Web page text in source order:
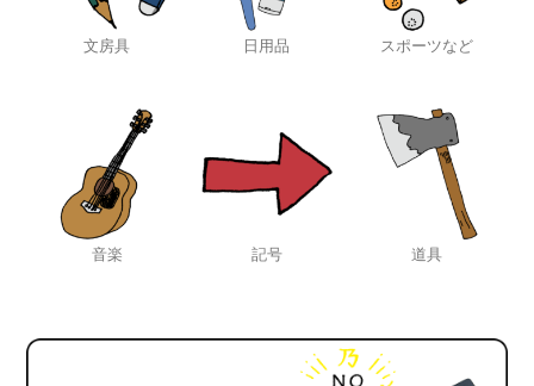
文房具 日用品 スポーツなど
音楽 記号 道具